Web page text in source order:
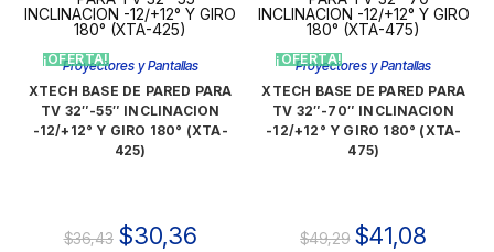
¡OFERTA!
Proyectores y Pantallas
XTECH BASE DE PARED PARA
TV 32″-55″ INCLINACION
-12/+12° Y GIRO 180° (XTA-
425)
$36,43 $30,36
¡OFERTA!
Proyectores y Pantallas
XTECH BASE DE PARED PARA
TV 32″-70″ INCLINACION
-12/+12° Y GIRO 180° (XTA-
475)
$49,29 $41,08